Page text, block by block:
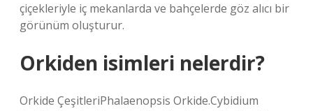
çiçekleriyle iç mekanlarda ve bahçelerde göz alıcı bir
görünüm oluşturur.
Orkiden isimleri nelerdir?
Orkide ÇeşitleriPhalaenopsis Orkide.Cybidium